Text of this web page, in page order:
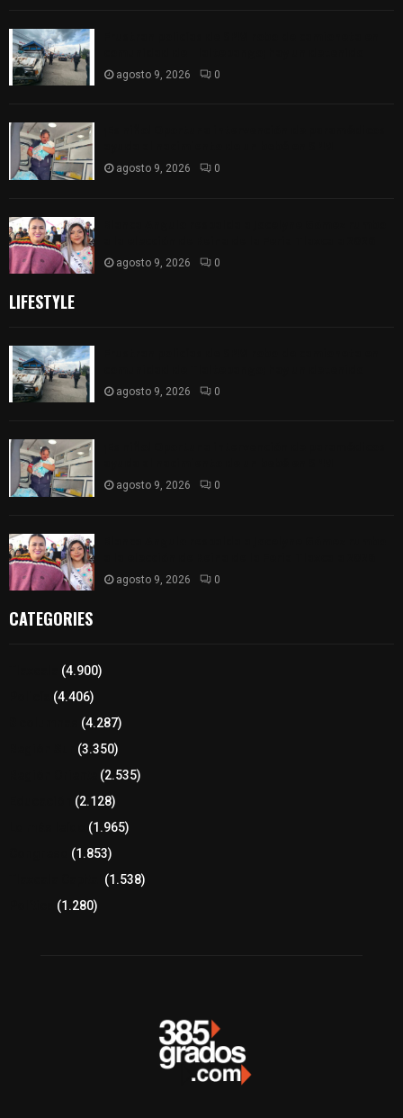
agosto 9, 2026 0
agosto 9, 2026 0
agosto 9, 2026 0
LIFESTYLE
agosto 9, 2026 0
agosto 9, 2026 0
agosto 9, 2026 0
CATEGORIES
(4.900)
(4.406)
(4.287)
(3.350)
(2.535)
(2.128)
(1.965)
(1.853)
(1.538)
(1.280)